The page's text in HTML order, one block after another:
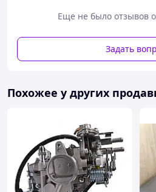
Еще не было отзывов
Задать
Похожее у других